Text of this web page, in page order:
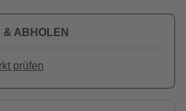
& ABHOLEN
prüfen